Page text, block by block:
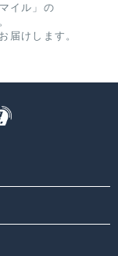
イル」の
届けします。